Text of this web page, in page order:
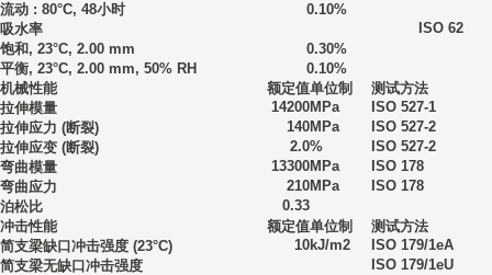
流动 : 80°C, 48小时
0.10%
吸水率
ISO 62
饱和, 23°C, 2.00 mm
0.30%
平衡, 23°C, 2.00 mm, 50% RH
0.10%
机械性能
额定值单位制
测试方法
拉伸模量
14200MPa
ISO 527-1
拉伸应力 (断裂) 140MPa
ISO 527-2
拉伸应变 (断裂) 2.0%
ISO 527-2
弯曲模量
13300MPa
ISO 178
弯曲应力
210MPa
ISO 178
泊松比
0.33
冲击性能
额定值单位制
测试方法
简支梁缺口冲击强度 (23°C) 10kJ/m2
ISO 179/1eA
简支梁无缺口冲击强度
ISO 179/1eU